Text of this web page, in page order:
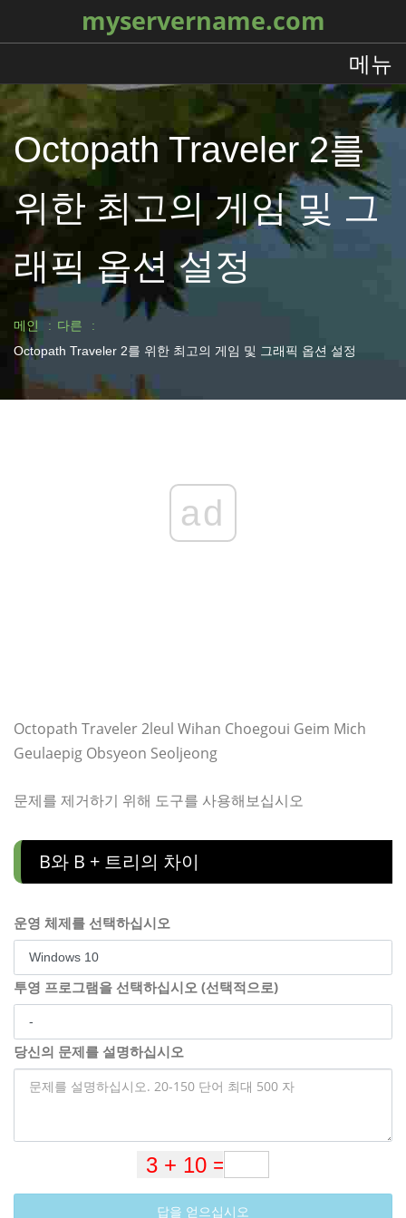
myservername.com
메뉴
Octopath Traveler 2를
위한 최고의 게임 및 그
래픽 옵션 설정
메인
다른
Octopath Traveler 2를 위한 최고의 게임 및 그래픽 옵션 설정
ad
Octopath Traveler 2leul Wihan Choegoui Geim Mich
Geulaepig Obsyeon Seoljeong
문제를 제거하기 위해 도구를 사용해보십시오
B와 B + 트리의 차이
운영 체제를 선택하십시오
투영 프로그램을 선택하십시오 (선택적으로)
당신의 문제를 설명하십시오
답을 얻으십시오